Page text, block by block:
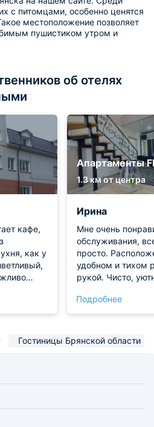
с питомцами, особенно ценятся
местоположение позволяет
пушистиком утром и
об отелях
кафе,
как у
к
всё
—
Апартаменты
1.3 км от центра
Ирина
Мне очень
обслуживания,
просто.
удобном и тихом
рукой. Чисто,
останавливаться
вам большое!
Подробнее
Гостиницы Брянской области